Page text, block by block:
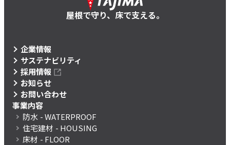
屋根で守り、床で支える。
企業情報
サステナビリティ
採用情報
お知らせ
お問い合わせ
事業内容
防水 - WATERPROOF
住宅建材 - HOUSING
床材 - FLOOR